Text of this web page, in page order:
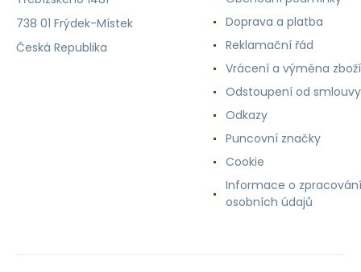
738 01 Frýdek-Místek
Česká Republika
Doprava a platba
Reklamační řád
Vrácení a výměna zboží
Odstoupení od smlouvy
Odkazy
Puncovní značky
Cookie
Informace o zpracování
osobních údajů